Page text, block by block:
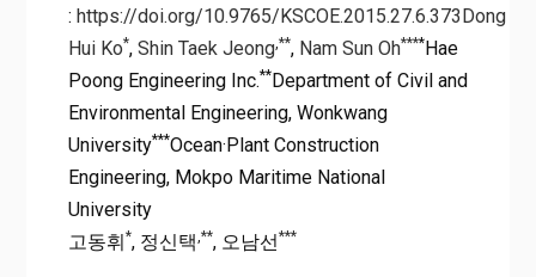
: https://doi.org/10.9765/KSCOE.2015.27.6.373Dong
Hui Ko*, Shin Taek Jeong,**, Nam Sun Oh****Hae
Poong Engineering Inc.**Department of Civil and
Environmental Engineering, Wonkwang
University***Ocean·Plant Construction
Engineering, Mokpo Maritime National
University
고동휘*, 정신택,**, 오남선***